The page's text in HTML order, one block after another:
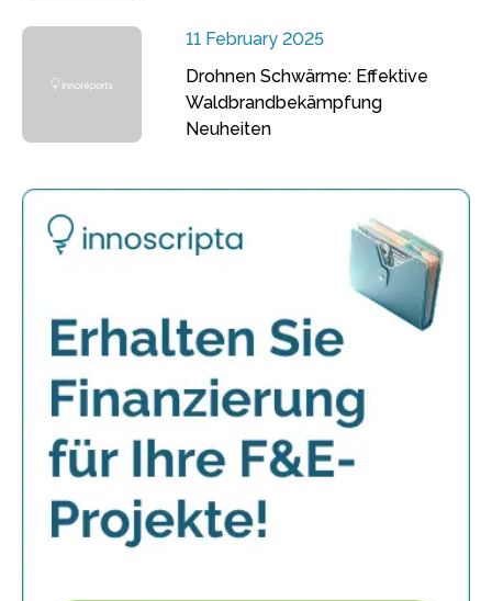
11 February 2025
Drohnen Schwärme: Effektive
Waldbrandbekämpfung
Neuheiten